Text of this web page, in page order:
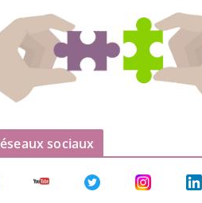
sociaux